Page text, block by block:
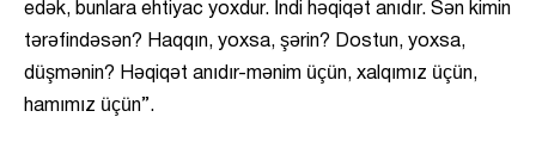
edək, bunlara ehtiyac yoxdur. İndi həqiqət anıdır. Sən kimin
tərəfindəsən? Haqqın, yoxsa, şərin? Dostun, yoxsa,
düşmənin? Həqiqət anıdır-mənim üçün, xalqımız üçün,
hamımız üçün”.